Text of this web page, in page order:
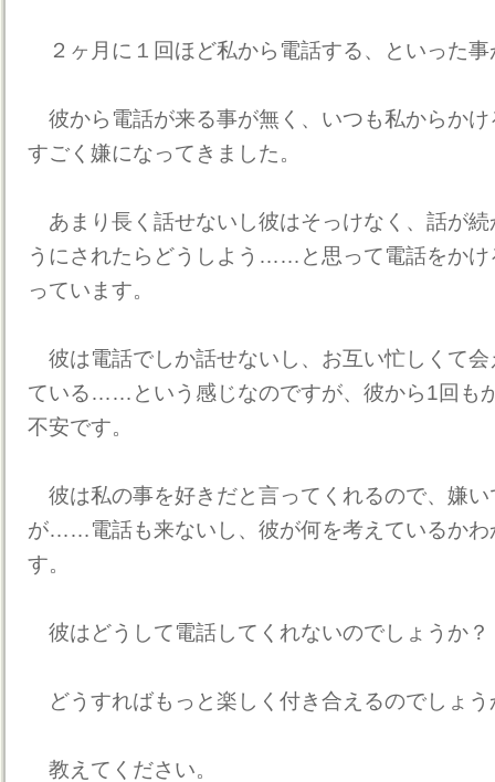
２ヶ月に１回ほど私から電話する、といった
彼から電話が来る事が無く、いつも私からか
すごく嫌になってきました。
あまり長く話せないし彼はそっけなく、話が
うにされたらどうしよう……と思って電話をかけ
っています。
彼は電話でしか話せないし、お互い忙しくて
ている……という感じなのですが、彼から1回も
不安です。
彼は私の事を好きだと言ってくれるので、嫌
が……電話も来ないし、彼が何を考えているかわ
す。
彼はどうして電話してくれないのでしょうか？
どうすればもっと楽しく付き合えるのでしょう
教えてください。